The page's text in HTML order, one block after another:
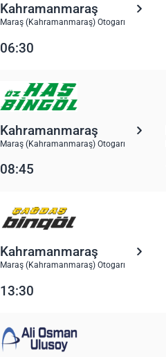
Kahramanmaraş
Maraş (Kahramanmaraş) Otogarı
06:30
Kahramanmaraş
Maraş (Kahramanmaraş) Otogarı
08:45
Kahramanmaraş
Maraş (Kahramanmaraş) Otogarı
13:30